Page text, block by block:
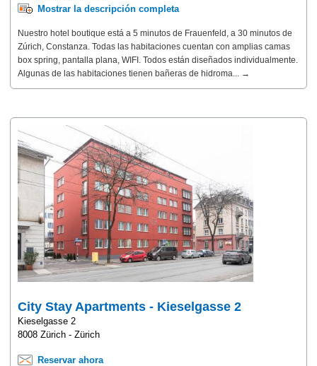
Mostrar la descripción completa
Nuestro hotel boutique está a 5 minutos de Frauenfeld, a 30 minutos de
Zúrich, Constanza. Todas las habitaciones cuentan con amplias camas
box spring, pantalla plana, WIFI. Todos están diseñados individualmente.
Algunas de las habitaciones tienen bañeras de hidroma... →
City Stay Apartments - Kieselgasse 2
Kieselgasse 2
8008 Zürich - Zürich
Reservar ahora